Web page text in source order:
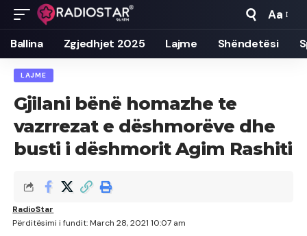
Font
Resizer
Aa
Ballina Zgjedhjet 2025 Lajme Shëndetësi
LAJME
Gjilani bënë homazhe te
vazrrezat e dëshmorëve dhe
busti i dëshmorit Agim Rashiti
Përditësimi i fundit: March 28, 2021 10:07 am
RadioStar